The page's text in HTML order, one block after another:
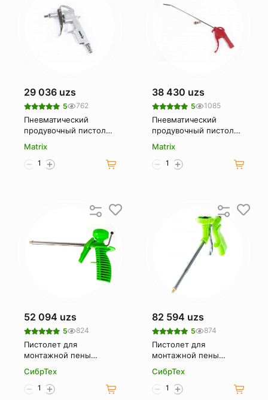
29 036 uzs
5 762
Пневматический
продувочный пистолет
Matrix
38 430 uzs
5 1085
Пневматический
продувочный пистолет
изогнутым соплом
MATRIX 270 мм 57334
Matrix
52 094 uzs
5 824
Пистолет для
монтажной пены
СибрТех
82 594 uzs
5 874
Пистолет для
монтажной пены
пластмассовый корпус
88676
СибрТех